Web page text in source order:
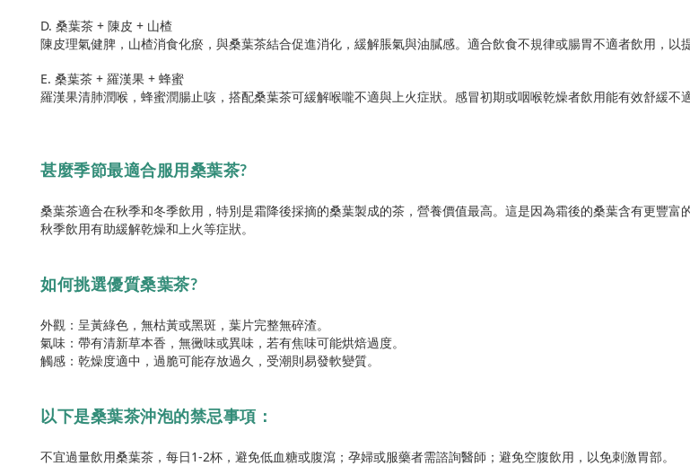
D. 桑葉茶 + 陳皮 + 山楂
陳皮理氣健脾，山楂消食化瘀，與桑葉茶結合促進消化，緩解脹氣與油膩感。適合飲食不規律或腸胃不適者飲用，以
E. 桑葉茶 + 羅漢果 + 蜂蜜
羅漢果清肺潤喉，蜂蜜潤腸止咳，搭配桑葉茶可緩解喉嚨不適與上火症狀。感冒初期或咽喉乾燥者飲用能有效舒緩不適
甚麼季節最適合服用桑葉茶?
桑葉茶適合在秋季和冬季飲用，特別是霜降後採摘的桑葉製成的茶，營養價值最高。這是因為霜後的桑葉含有更豐
秋季飲用有助緩解乾燥和上火等症狀。
如何挑選優質桑葉茶?
外觀：呈黃綠色，無枯黃或黑斑，葉片完整無碎渣。
氣味：帶有清新草本香，無黴味或異味，若有焦味可能烘焙過度。
觸感：乾燥度適中，過脆可能存放過久，受潮則易發軟變質。
以下是桑葉茶沖泡的禁忌事項：
不宜過量飲用桑葉茶，每日1-2杯，避免低血糖或腹瀉；孕婦或服藥者需諮詢醫師；避免空腹飲用，以免刺激胃部。